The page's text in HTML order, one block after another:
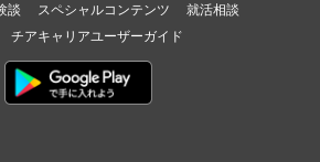
談 スペシャルコンテンツ
就活相談
チアキャリアユーザーガイド